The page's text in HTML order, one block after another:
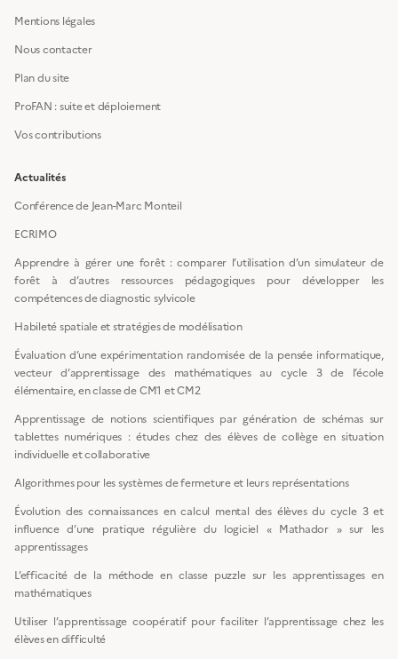
Mentions légales
Nous contacter
Plan du site
ProFAN : suite et déploiement
Vos contributions
Actualités
Conférence de Jean-Marc Monteil
ECRIMO
Apprendre à gérer une forêt : comparer l’utilisation d’un simulateur de
forêt à d’autres ressources pédagogiques pour développer les
compétences de diagnostic sylvicole
Habileté spatiale et stratégies de modélisation
Évaluation d’une expérimentation randomisée de la pensée informatique,
vecteur d’apprentissage des mathématiques au cycle 3 de l’école
élémentaire, en classe de CM1 et CM2
Apprentissage de notions scientifiques par génération de schémas sur
tablettes numériques : études chez des élèves de collège en situation
individuelle et collaborative
Algorithmes pour les systèmes de fermeture et leurs représentations
Évolution des connaissances en calcul mental des élèves du cycle 3 et
influence d’une pratique régulière du logiciel « Mathador » sur les
apprentissages
L’efficacité de la méthode en classe puzzle sur les apprentissages en
mathématiques
Utiliser l’apprentissage coopératif pour faciliter l’apprentissage chez les
élèves en difficulté